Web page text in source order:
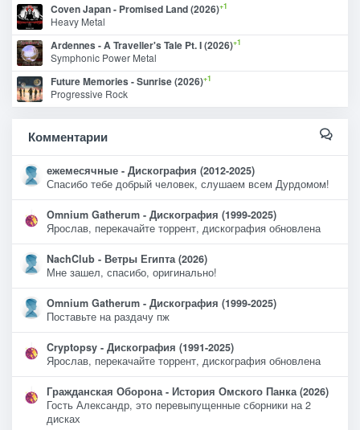
Coven Japan - Promised Land (2026)+1
Heavy Metal
Ardennes - A Traveller's Tale Pt. I (2026)+1
Symphonic Power Metal
Future Memories - Sunrise (2026)+1
Progressive Rock
Комментарии
ежемесячные - Дискография (2012-2025)
Спасибо тебе добрый человек, слушаем всем Дурдомом!
Omnium Gatherum - Дискография (1999-2025)
Ярослав, перекачайте торрент, дискография обновлена
NachClub - Ветры Египта (2026)
Мне зашел, спасибо, оригинально!
Omnium Gatherum - Дискография (1999-2025)
Поставьте на раздачу пж
Cryptopsy - Дискография (1991-2025)
Ярослав, перекачайте торрент, дискография обновлена
Гражданская Оборона - История Омского Панка (2026)
Гость Александр, это перевыпущенные сборники на 2
дисках